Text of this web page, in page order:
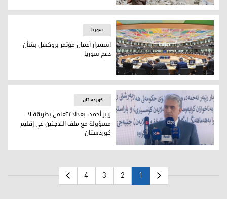
الاتحاد الأوروبي يخصص 560 مليون يورو لمساعدة الدول المضيفة للاجئين السوريين
استمرار أعمال مؤتمر بروكسل بشأن دعم سوريا
سوریا
استمرار أعمال مؤتمر بروكسل بشأن
دعم سوريا
ريبر أحمد: بغداد تتعامل بطريقة لا مسؤولة مع ملف اللاجئين
کوردستان
ريبر أحمد: بغداد تتعامل بطريقة لا
مسؤولة مع ملف اللاجئين في إقليم
كوردستان
1
2
3
4